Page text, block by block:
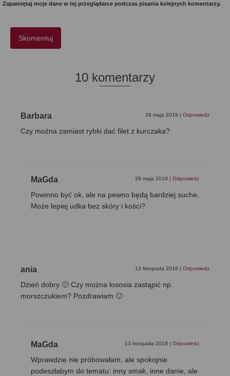
Zapamiętaj moje dane w tej przeglądarce podczas pisania kolejnych komentarzy.
10 komentarzy
Barbara 29 maja 2019 | Odpowiedz
Czy można zamiast rybki dać filet z kurczaka?
MaGda 29 maja 2019 | Odpowiedz
Powinno być ok, ale na pewno będą bardziej suche.
Może lepiej udka bez skóry i kości?
ania 13 listopada 2018 | Odpowiedz
Dzień dobry 🙂 Czy można łososia zastąpić np.
morszczukiem? Pozdrawiam 🙂
MaGda 13 listopada 2018 | Odpowiedz
Wprawdzie nie próbowałam, ale spokojnie
podeszłabym do tematu: inny smak, inne danie, ale